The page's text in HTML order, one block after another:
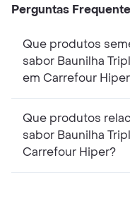
Perguntas
Que produtos
sabor Baunilha
em Carrefour
Que produtos
sabor Baunilha
Carrefour Hiper?